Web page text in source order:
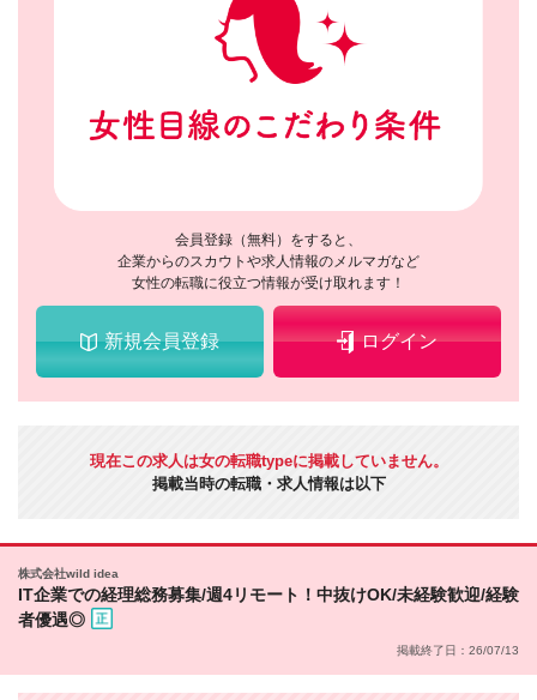
会員登録（無料）をすると、
企業からのスカウトや求人情報のメルマガなど
女性の転職に役立つ情報が受け取れます！
新規会員登録 ログイン
現在この求人は女の転職typeに掲載していません。
掲載当時の転職・求人情報は以下
株式会社wild idea
IT企業での経理総務募集/週4リモート！中抜けOK/未経験歓迎/経験
者優遇◎
掲載終了日：26/07/13